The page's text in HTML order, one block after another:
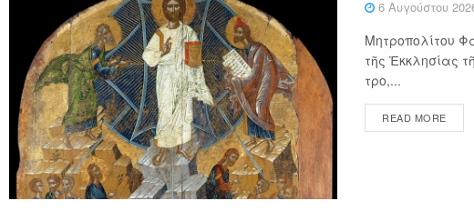
6 Αυγούστου
Μητροπολίτου
τῆς Ἐκκλησίας
τρο,...
READ MORE